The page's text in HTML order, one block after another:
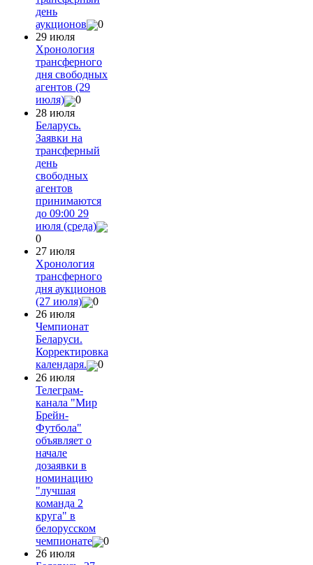
день
аукционов
0
29 июля
Хронология
трансферного
дня свободных
агентов (29
июля)
0
28 июля
Беларусь.
Заявки на
трансферный
день
свободных
агентов
принимаются
до 09:00 29
июля (среда)
0
27 июля
Хронология
трансферного
дня аукционов
(27 июля)
0
26 июля
Чемпионат
Беларуси.
Корректировка
календаря.
0
26 июля
Телеграм-
канала "Мир
Брейн-
Футбола"
объявляет о
начале
дозаявки в
номинацию
"лучшая
команда 2
круга" в
белорусском
чемпионате
0
26 июля